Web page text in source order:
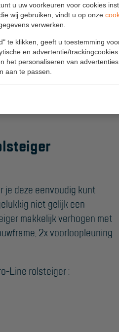
u uw voorkeuren voor cookies
wij gebruiken, vindt u op onze
verwerken.
te klikken, geeft u toestemming
en advertentie/
het personaliseren van
aan te passen.
werkhoogtes. Welke
van de werkzaamheden
is de maximale hoogte
uitvoeringen zijn:
je deze eenvoudig kunt
niet gelijk een
makkelijk verhogen met
2x voorloopleuning
Line rolsteiger :